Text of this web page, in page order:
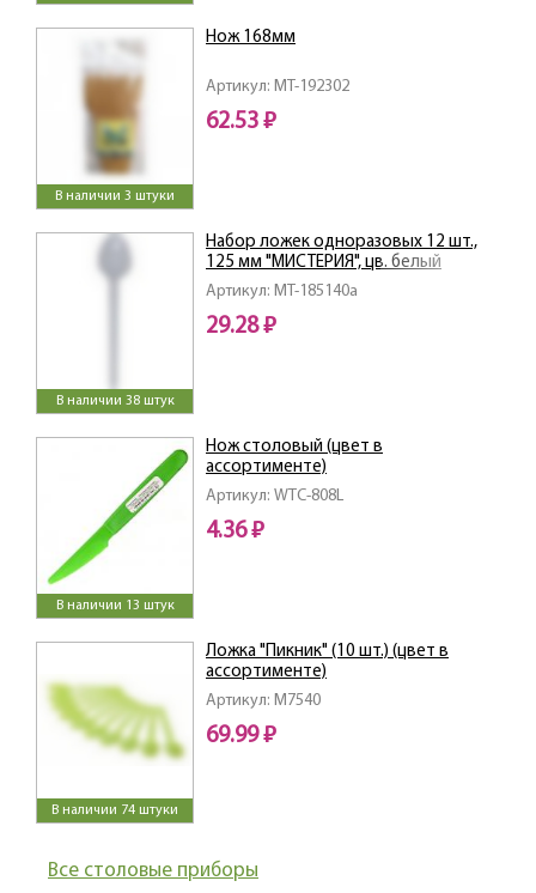
В наличии 3 штуки
Артикул: MT-192302
Нож 168мм
62.53 ₽
В наличии 38 штук
Артикул: MT-185140а
Набор ложек одноразовых 12 шт.,
125 мм "МИСТЕРИЯ", цв. белый
29.28 ₽
В наличии 13 штук
Артикул: WTC-808L
Нож столовый (цвет в
ассортименте)
4.36 ₽
В наличии 74 штуки
Артикул: M7540
Ложка "Пикник" (10 шт.) (цвет в
ассортименте)
69.99 ₽
Все столовые приборы